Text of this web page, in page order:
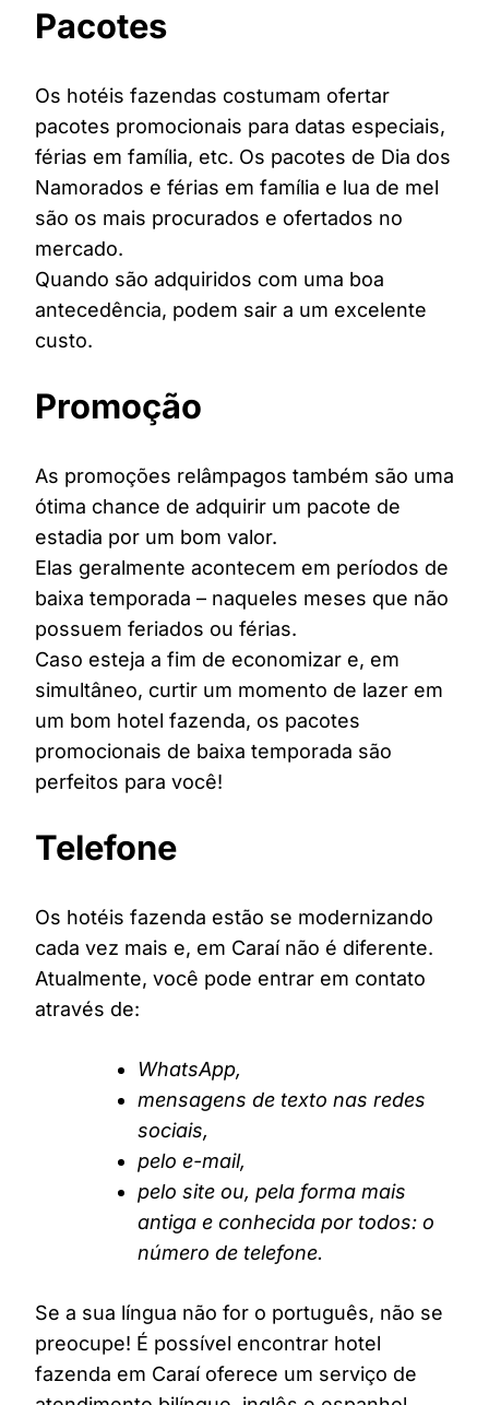
Pacotes
Os hotéis fazendas costumam ofertar
pacotes promocionais para datas especiais,
férias em família, etc. Os pacotes de Dia dos
Namorados e férias em família e lua de mel
são os mais procurados e ofertados no
mercado.
Quando são adquiridos com uma boa
antecedência, podem sair a um excelente
custo.
Promoção
As promoções relâmpagos também são uma
ótima chance de adquirir um pacote de
estadia por um bom valor.
Elas geralmente acontecem em períodos de
baixa temporada – naqueles meses que não
possuem feriados ou férias.
Caso esteja a fim de economizar e, em
simultâneo, curtir um momento de lazer em
um bom hotel fazenda, os pacotes
promocionais de baixa temporada são
perfeitos para você!
Telefone
Os hotéis fazenda estão se modernizando
cada vez mais e, em Caraí não é diferente.
Atualmente, você pode entrar em contato
através de:
WhatsApp,
mensagens de texto nas redes
sociais,
pelo e-mail,
pelo site ou, pela forma mais
antiga e conhecida por todos: o
número de telefone.
Se a sua língua não for o português, não se
preocupe! É possível encontrar hotel
fazenda em Caraí oferece um serviço de